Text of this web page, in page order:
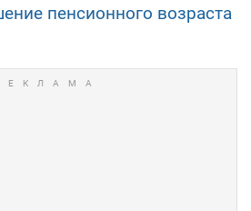
пенсионного возраста